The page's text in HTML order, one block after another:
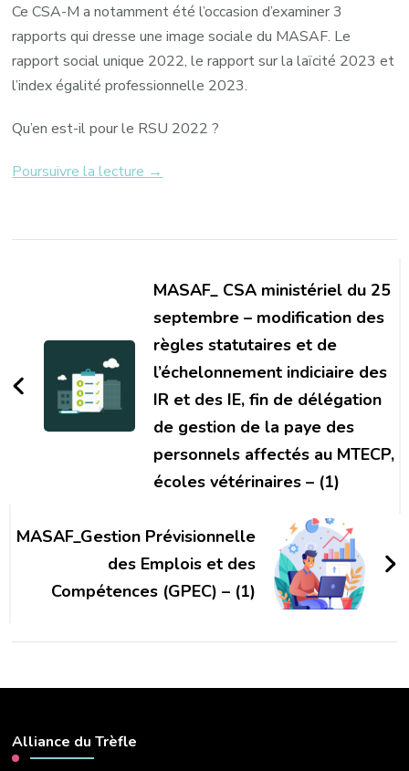
Ce CSA-M a notamment été l’occasion d’examiner 3
rapports qui dresse une image sociale du MASAF. Le
rapport social unique 2022, le rapport sur la laïcité 2023 et
l’index égalité professionnelle 2023.
Qu’en est-il pour le RSU 2022 ?
Poursuivre la lecture →
MASAF_ CSA ministériel du 25
septembre – modification des
règles statutaires et de
l’échelonnement indiciaire des
IR et des IE, fin de délégation
de gestion de la paye des
personnels affectés au MTECP,
écoles vétérinaires – (1)
MASAF_Gestion Prévisionnelle
des Emplois et des
Compétences (GPEC) – (1)
Alliance du Trèfle